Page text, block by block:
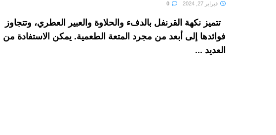
فبراير 27, 2024
تتميز نكهة القرنفل بالدفء والحلاوة والعبير العطري، وتتجاوز
فوائدها إلى أبعد من مجرد المتعة الطعمية. يمكن الاستفادة من
العديد ...